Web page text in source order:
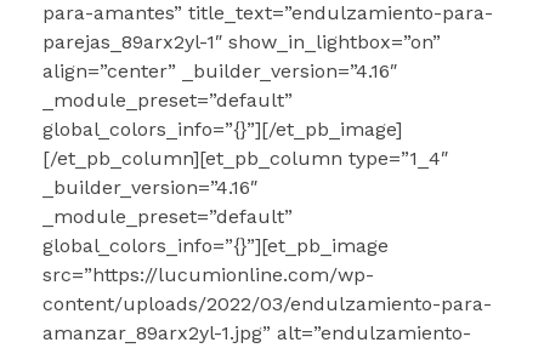
para-amantes” title_text=”endulzamiento-para-
parejas_89arx2yl-1″ show_in_lightbox=”on”
align=”center” _builder_version=”4.16″
_module_preset=”default”
global_colors_info=”{}”][/et_pb_image]
[/et_pb_column][et_pb_column type=”1_4″
_builder_version=”4.16″
_module_preset=”default”
global_colors_info=”{}”][et_pb_image
src=”https://lucumionline.com/wp-
content/uploads/2022/03/endulzamiento-para-
amanzar_89arx2yl-1.jpg” alt=”endulzamiento-